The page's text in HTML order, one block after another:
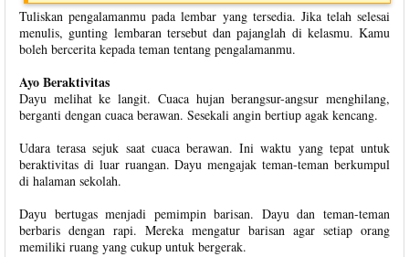
Tuliskan pengalamanmu pada lembar yang tersedia. Jika telah selesai
menulis, gunting lembaran tersebut dan pajanglah di kelasmu. Kamu
boleh bercerita kepada teman tentang pengalamanmu.
Ayo Beraktivitas
Dayu melihat ke langit. Cuaca hujan berangsur-angsur menghilang,
berganti dengan cuaca berawan. Sesekali angin bertiup agak kencang.
Udara terasa sejuk saat cuaca berawan. Ini waktu yang tepat untuk
beraktivitas di luar ruangan. Dayu mengajak teman-teman berkumpul
di halaman sekolah.
Dayu bertugas menjadi pemimpin barisan. Dayu dan teman-teman
berbaris dengan rapi. Mereka mengatur barisan agar setiap orang
memiliki ruang yang cukup untuk bergerak.